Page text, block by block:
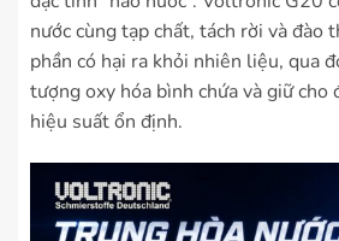
nước cùng tạp chất, tách rời và đào
phần có hại ra khỏi nhiên liệu, qua
tượng oxy hóa bình chứa và giữ cho
hiệu suất ổn định.